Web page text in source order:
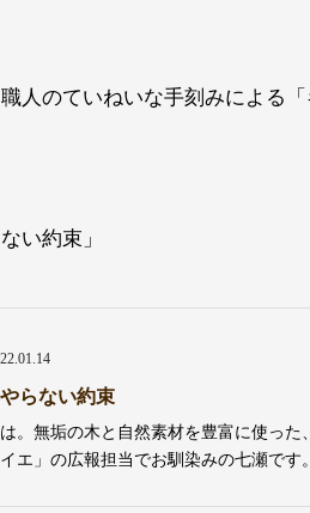
人のていねいな手刻みによる
い約束」
らない約束
。無垢の木と自然素材を豊富に使った
エ」の広報担当でお馴染みの七瀬です